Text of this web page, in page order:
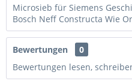
Microsieb für Siemens
Bosch Neff Constructa Wie
Bewertungen
0
Bewertungen lesen,